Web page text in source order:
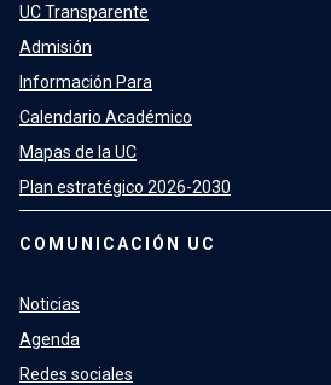
UC Transparente
Admisión
Información Para
Calendario Académico
Mapas de la UC
Plan estratégico 2026-2030
COMUNICACIÓN UC
Noticias
Agenda
Redes sociales